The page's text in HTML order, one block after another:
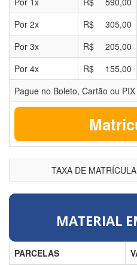
Por 2x R$
305,00
Por 3x R$
205,00
Por 4x R$
155,00
Pague no Boleto, Cartão ou PIX
TAXA DE MATRÍCULA
MATERIAL
PARCELAS